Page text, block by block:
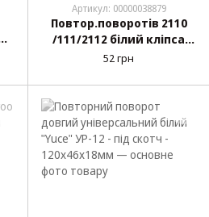
Артикул: 00000038879
Повтор.поворотів 2110
/111/2112 білий кліпса
Украіна "Освар"
52 грн